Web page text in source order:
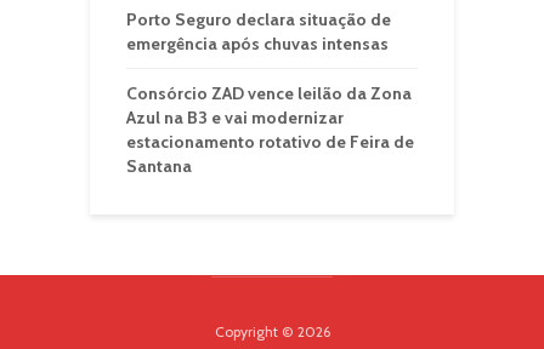
Porto Seguro declara situação de
emergência após chuvas intensas
Consórcio ZAD vence leilão da Zona
Azul na B3 e vai modernizar
estacionamento rotativo de Feira de
Santana
Copyright © 2026